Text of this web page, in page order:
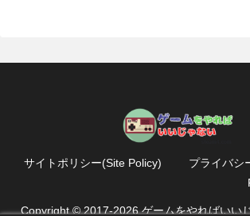
サイトポリシー(Site Policy)
プライバシ
Copyright © 2017-2026 ゲームをやればいい